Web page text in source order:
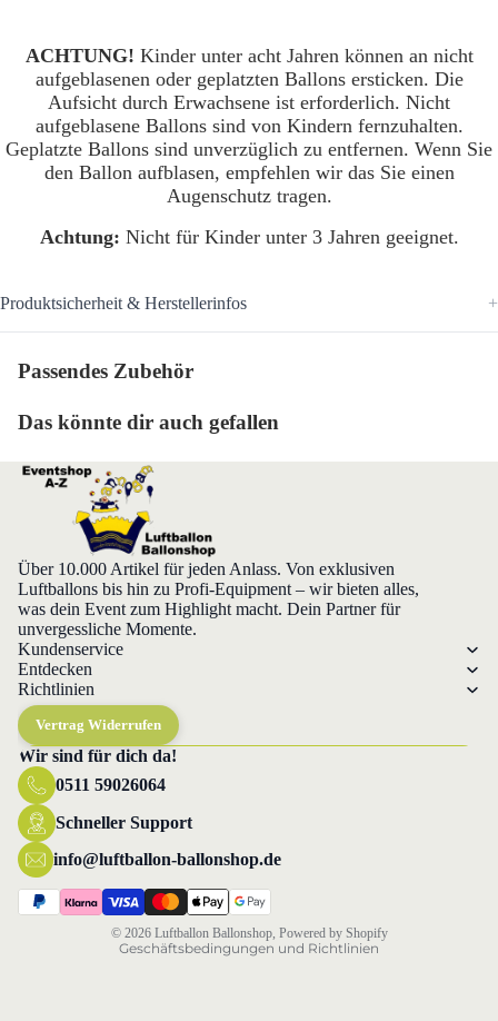
ACHTUNG! Kinder unter acht Jahren können an nicht
aufgeblasenen oder geplatzten Ballons ersticken. Die
Aufsicht durch Erwachsene ist erforderlich. Nicht
aufgeblasene Ballons sind von Kindern fernzuhalten.
Geplatzte Ballons sind unverzüglich zu entfernen. Wenn Sie
den Ballon aufblasen, empfehlen wir das Sie einen
Augenschutz tragen.
Achtung: Nicht für Kinder unter 3 Jahren geeignet.
Produktsicherheit & Herstellerinfos
Passendes Zubehör
Das könnte dir auch gefallen
Über 10.000 Artikel für jeden Anlass. Von exklusiven
Luftballons bis hin zu Profi-Equipment – wir bieten alles,
was dein Event zum Highlight macht. Dein Partner für
unvergessliche Momente.
Kundenservice
Entdecken
Richtlinien
Vertrag Widerrufen
Wir sind für dich da!
0511 59026064
Schneller Support
info@luftballon-ballonshop.de
© 2026 Luftballon Ballonshop, Powered by Shopify
Geschäftsbedingungen und Richtlinien
Datenschutzerklärung
Widerrufsrecht
AGB
Versand
Impressum